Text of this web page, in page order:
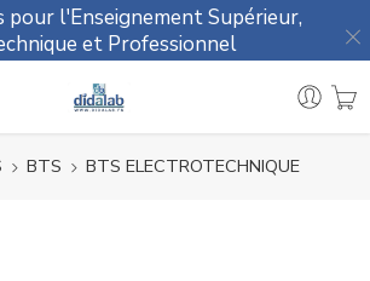
pour l'Enseignement Supérieur,
et Professionnel
BTS BTS ELECTROTECHNIQUE